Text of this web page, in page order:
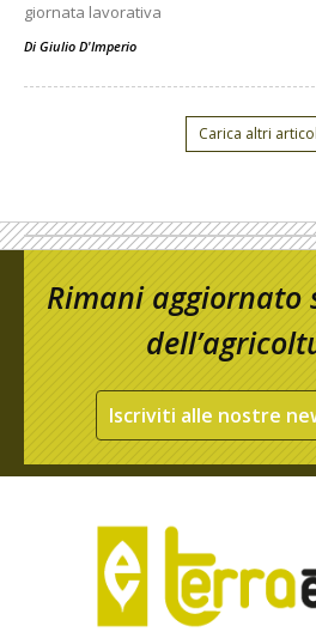
giornata lavorativa
Di Giulio D'Imperio
Carica altri
Rimani aggiornato
Iscriviti alle nostre